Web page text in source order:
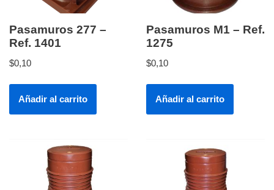
Pasamuros 277 –
Ref. 1401
$0,10
Añadir al carrito
Pasamuros M1 – Ref.
1275
$0,10
Añadir al carrito